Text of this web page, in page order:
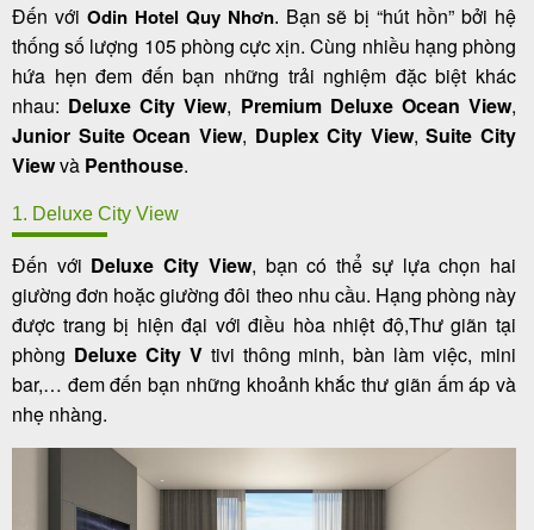
Đến với Odin Hotel Quy Nhơn. Bạn sẽ bị “hút hồn” bởi hệ
thống số lượng 105 phòng cực xịn. Cùng nhiều hạng phòng
hứa hẹn đem đến bạn những trải nghiệm đặc biệt khác
nhau: Deluxe City View, Premium Deluxe Ocean View,
Junior Suite Ocean View, Duplex City View,Suite City
Viewvà Penthouse.
1. Deluxe City View
Đến với Deluxe City View, bạn có thể sự lựa chọn hai
giường đơn hoặc giường đôi theo nhu cầu. Hạng phòng này
được trang bị hiện đại với điều hòa nhiệt độ,Thư giãn tại
phòng Deluxe City Vtivi thông minh, bàn làm việc, mini
bar,… đem đến bạn những khoảnh khắc thư giãn ấm áp và
nhẹ nhàng.